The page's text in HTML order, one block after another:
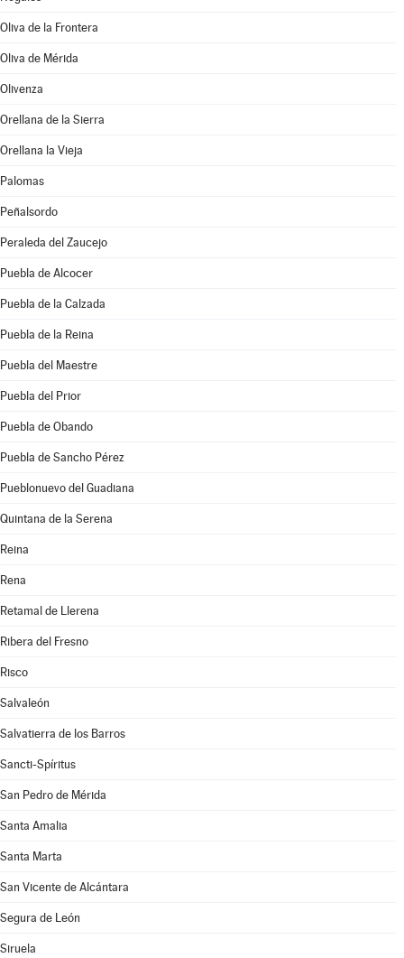
Oliva de la Frontera
Oliva de Mérida
Olivenza
Orellana de la Sierra
Orellana la Vieja
Palomas
Peñalsordo
Peraleda del Zaucejo
Puebla de Alcocer
Puebla de la Calzada
Puebla de la Reina
Puebla del Maestre
Puebla del Prior
Puebla de Obando
Puebla de Sancho Pérez
Pueblonuevo del Guadiana
Quintana de la Serena
Reina
Rena
Retamal de Llerena
Ribera del Fresno
Risco
Salvaleón
Salvatierra de los Barros
Sancti-Spíritus
San Pedro de Mérida
Santa Amalia
Santa Marta
San Vicente de Alcántara
Segura de León
Siruela